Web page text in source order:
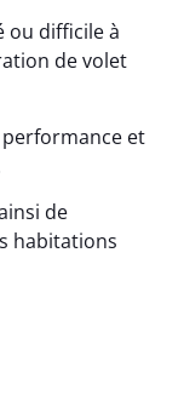
ou difficile à
de volet
et
de
habitations